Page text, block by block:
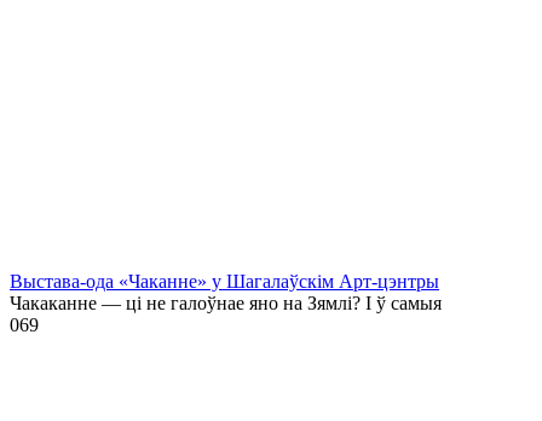
Выстава-ода «Чаканне» у Шагалаўскім Арт-цэнтры
Чакаканне — ці не галоўнае яно на Зямлі? І ў самыя
069